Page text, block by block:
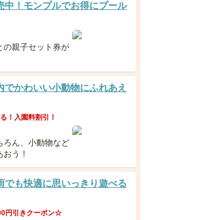
中！モンプルでお得にプール
の親子セット券が
でかわいい小動物にふれあえ
！入園料割引！
ろん、小動物など
う！
でも快適に思いっきり遊べる
円引きクーポン☆